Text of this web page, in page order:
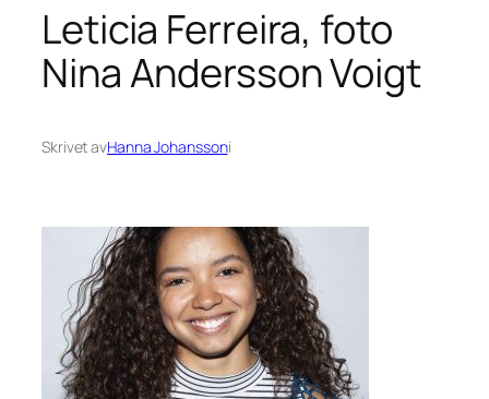
Leticia Ferreira, foto
Nina Andersson Voigt
Skrivet avHanna Johanssoni